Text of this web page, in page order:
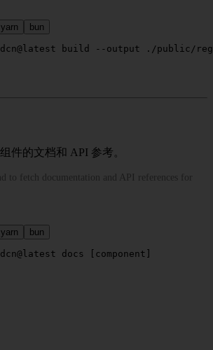
yarn bun
build --output ./public/
件的文档和 API 参考。
to fetch documentation and API references for
yarn bun
docs [component]